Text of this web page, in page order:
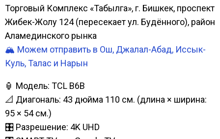
Торговый Комплекс «Табылга», г. Бишкек, проспект
Жибек-Жолу 124 (пересекает ул. Будённого), район
Аламединского рынка
🏔️ Можем отправить в Ош, Джалал-Абад, Иссык-
Куль, Талас и Нарын
🏮 Модель: TCL B6B
📐 Диагональ: 43 дюйма 110 см. (длина × ширина:
95 × 54 см.)
🎛️ Разрешение: 4K UHD